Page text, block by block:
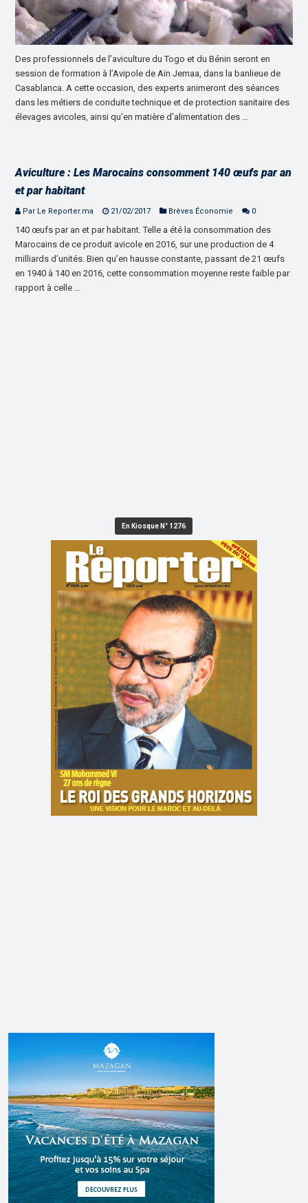
Des professionnels de l’aviculture du Togo et du Bénin seront en
session de formation à l’Avipole de Aïn Jemaa, dans la banlieue de
Casablanca. A cette occasion, des experts animeront des séances
dans les métiers de conduite technique et de protection sanitaire des
élevages avicoles, ainsi qu’en matière d’alimentation des …
Aviculture : Les Marocains consomment 140 œufs par an
et par habitant
Par Le Reporter.ma 21/02/2017 Brèves Économie 0
140 œufs par an et par habitant. Telle a été la consommation des
Marocains de ce produit avicole en 2016, sur une production de 4
milliards d’unités. Bien qu’en hausse constante, passant de 21 œufs
en 1940 à 140 en 2016, cette consommation moyenne reste faible par
rapport à celle …
En Kiosque N° 1276